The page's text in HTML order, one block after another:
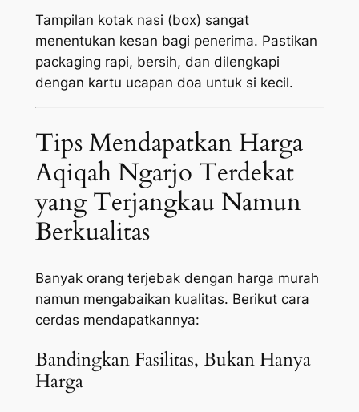
Tampilan kotak nasi (box) sangat
menentukan kesan bagi penerima. Pastikan
packaging rapi, bersih, dan dilengkapi
dengan kartu ucapan doa untuk si kecil.
Tips Mendapatkan Harga
Aqiqah Ngarjo Terdekat
yang Terjangkau Namun
Berkualitas
Banyak orang terjebak dengan harga murah
namun mengabaikan kualitas. Berikut cara
cerdas mendapatkannya:
Bandingkan Fasilitas, Bukan Hanya
Harga